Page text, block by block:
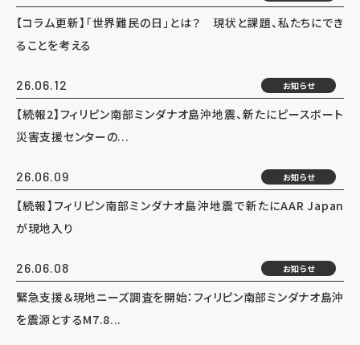
【コラム更新】「世界難民の日」とは？ 現状と課題、私たちにでき
ることを考える
26.06.12 お知らせ
【続報2】フィリピン南部ミンダナオ島沖地震、新たにピースボート
災害支援センターの...
26.06.09 お知らせ
【続報】フィリピン南部ミンダナオ島沖地震で新たにAAR Japan
が現地入り
26.06.08 お知らせ
緊急支援＆現地ニーズ調査を開始：フィリピン南部ミンダナオ島沖
を震源とするM7.8...